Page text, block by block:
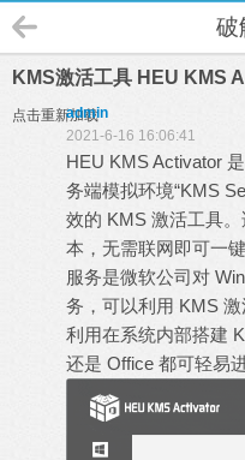
破
KMS激活工具 HEU KMS
点击重新加载
admin
2021-6-16 16:06:41
HEU KMS Activator
务端模拟环境“KMS
效的 KMS 激活工具
本，无需联网即可一
服务是微软公司对
务，可以利用 KMS
利用在系统内部搭建
还是 Office 都可轻易